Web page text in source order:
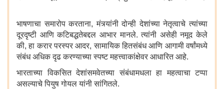
भाषणाचा समारोप करताना, मंत्र्यांनी दोन्ही देशांच्या नेतृत्वाचे त्यांच्या
दूरदृष्टी आणि कटिबद्धतेबद्दल आभार मानले. त्यांनी असेही नमूद केले
की, हा करार परस्पर आदर, सामायिक हितसंबंध आणि आगामी वर्षांमध्ये
संबंध अधिक दृढ करण्याच्या स्पष्ट महत्त्वाकांक्षेवर आधारित आहे.
भारताच्या विकसित देशांसमवेतच्या संबंधामधला हा महत्वाचा टप्पा
असल्याचे पियुष गोयल यांनी सांगितले.